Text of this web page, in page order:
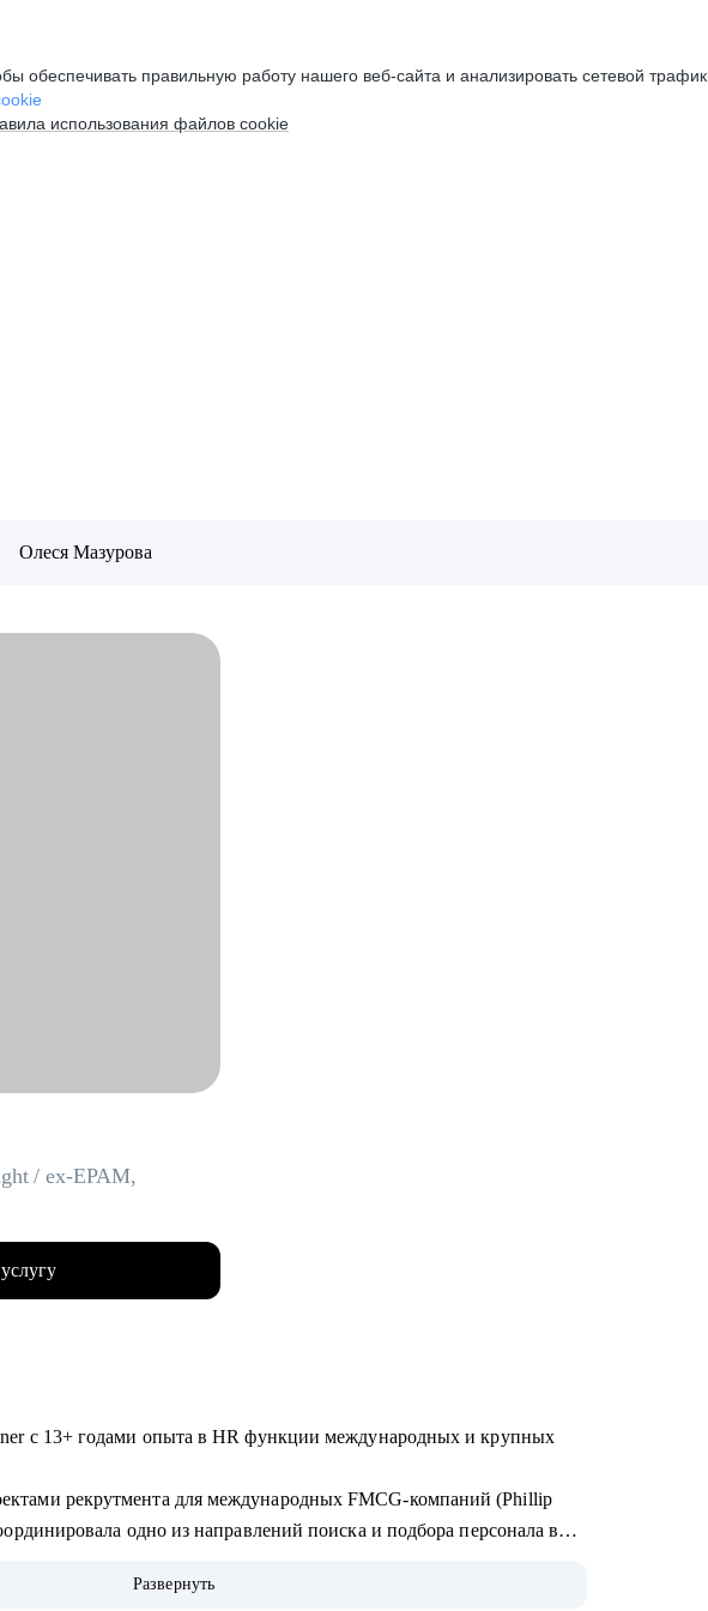
обеспечивать правильную работу нашего веб-сайта и анализировать сетевой трафик.
использования файлов cookie
Олеся Мазурова
/ ex-EPAM,
с 13+ годами опыта в HR функции международных и крупных
рекрутмента для международных FMCG-компаний (Phillip
одно из направлений поиска и подбора персонала в
запускала программы обучения и стажировок в IT, после которых
Развернуть